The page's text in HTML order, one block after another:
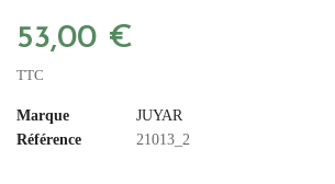
53,00 €
TTC
Marque
JUYAR
Référence
21013_2